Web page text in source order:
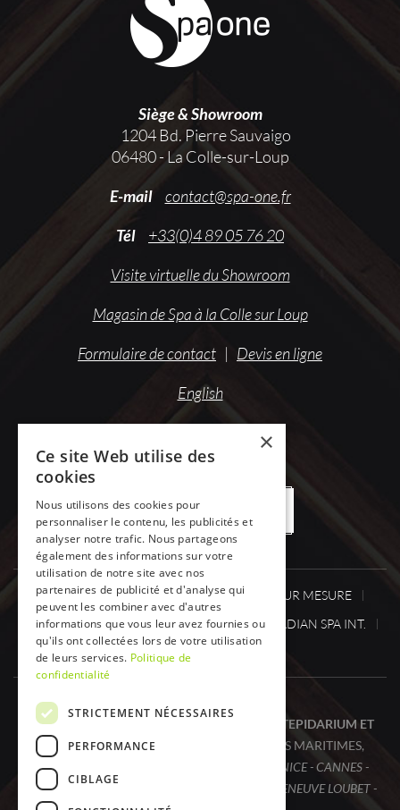
Siège & Showroom
1204 Bd. Pierre Sauvaigo
06480 - La Colle-sur-Loup
E-mail
contact@spa-one.fr
Tél
+33(0)4 89 05 76 20
Visite virtuelle du Showroom
Magasin de Spa à la Colle sur Loup
Formulaire de contact | Devis en ligne
English
OFFRES DE DESTOCKAGE
SPA ONE SPA
SAUNA / HAMMAM SUR MESURE
CABINESINFRAROUGE
ACTUS.
CANADIAN SPA INT.
DÉSTOCKAGE
SPA ONE, VOTRE SPÉCIALISTE SPA, SAUNA, TEPIDARIUM ET
CABINE INFRAROUGE (I.R.)
DANS LES ALPES MARITIMES,
ÀCAGNES SUR MER - SAINT PAUL DE VENCE - NICE - CANNES -
MONACO - EZE - SAINT LAURENT DU VAR - VILLENEUVE LOUBET -
×
Ce site Web utilise des
cookies
Nous utilisons des cookies pour
personnaliser le contenu, les publicités et
analyser notre trafic. Nous partageons
également des informations sur votre
utilisation de notre site avec nos
partenaires de publicité et d'analyse qui
peuvent les combiner avec d'autres
informations que vous leur avez fournies ou
qu'ils ont collectées lors de votre utilisation
de leurs services. Politique de
confidentialité
STRICTEMENT NÉCESSAIRES
PERFORMANCE
CIBLAGE